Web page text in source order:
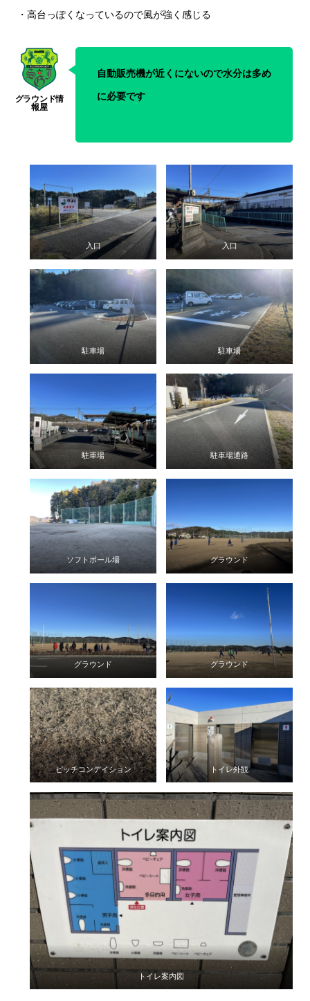
・高台っぽくなっているので風が強く感じる
自動販売機が近くにないので水分は多め
に必要です
入口 入口
駐車場 駐車場
駐車場 駐車場通路
ソフトボール場 グラウンド
グラウンド グラウンド
ピッチコンデイション トイレ外観
トイレ案内図